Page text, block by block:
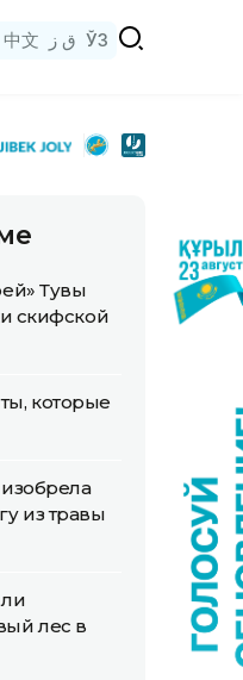
中文 ق ز ЎЗ
Тувы
скифской
которые
из травы
лес в